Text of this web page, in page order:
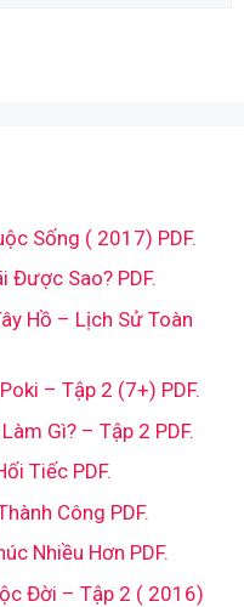
Sống ( 2017) PDF.
Được Sao? PDF.
Hồ – Lịch Sử Toàn
– Tập 2 (7+) PDF.
Gì? – Tập 2 PDF.
Tiếc PDF.
Công PDF.
Nhiều Hơn PDF.
Đời – Tập 2 ( 2016)